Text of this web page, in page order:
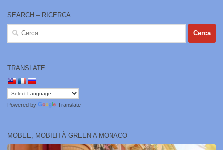
SEARCH – RICERCA
Ricerca
TRANSLATE:
Powered by Translate
MOBEE, MOBILITÀ GREEN A MONACO